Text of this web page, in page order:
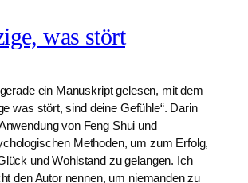
was stört
ein Manuskript gelesen, mit dem
was stört, sind deine Gefühle“. Darin
von Feng Shui und
Methoden, um zum Erfolg,
und Wohlstand zu gelangen. Ich
den Autor nennen, um niemanden zu